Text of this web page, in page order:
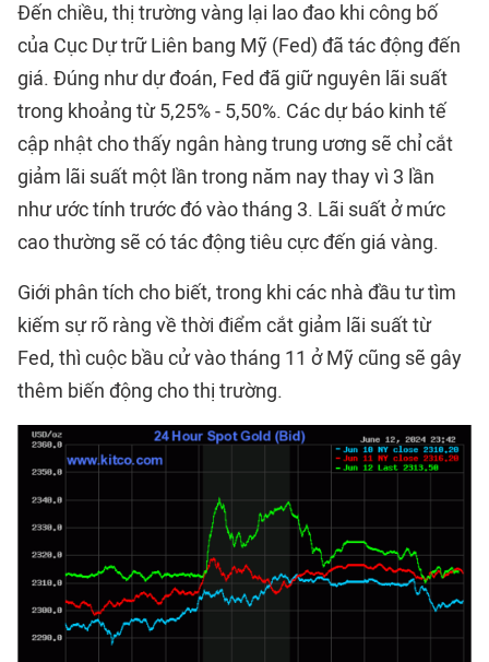
Đến chiều, thị trường vàng lại lao đao khi công bố
của Cục Dự trữ Liên bang Mỹ (Fed) đã tác động đến
giá. Đúng như dự đoán, Fed đã giữ nguyên lãi suất
trong khoảng từ 5,25% - 5,50%. Các dự báo kinh tế
cập nhật cho thấy ngân hàng trung ương sẽ chỉ cắt
giảm lãi suất một lần trong năm nay thay vì 3 lần
như ước tính trước đó vào tháng 3. Lãi suất ở mức
cao thường sẽ có tác động tiêu cực đến giá vàng.
Giới phân tích cho biết, trong khi các nhà đầu tư tìm
kiếm sự rõ ràng về thời điểm cắt giảm lãi suất từ ​​
Fed, thì cuộc bầu cử vào tháng 11 ở Mỹ cũng sẽ gây
thêm biến động cho thị trường.